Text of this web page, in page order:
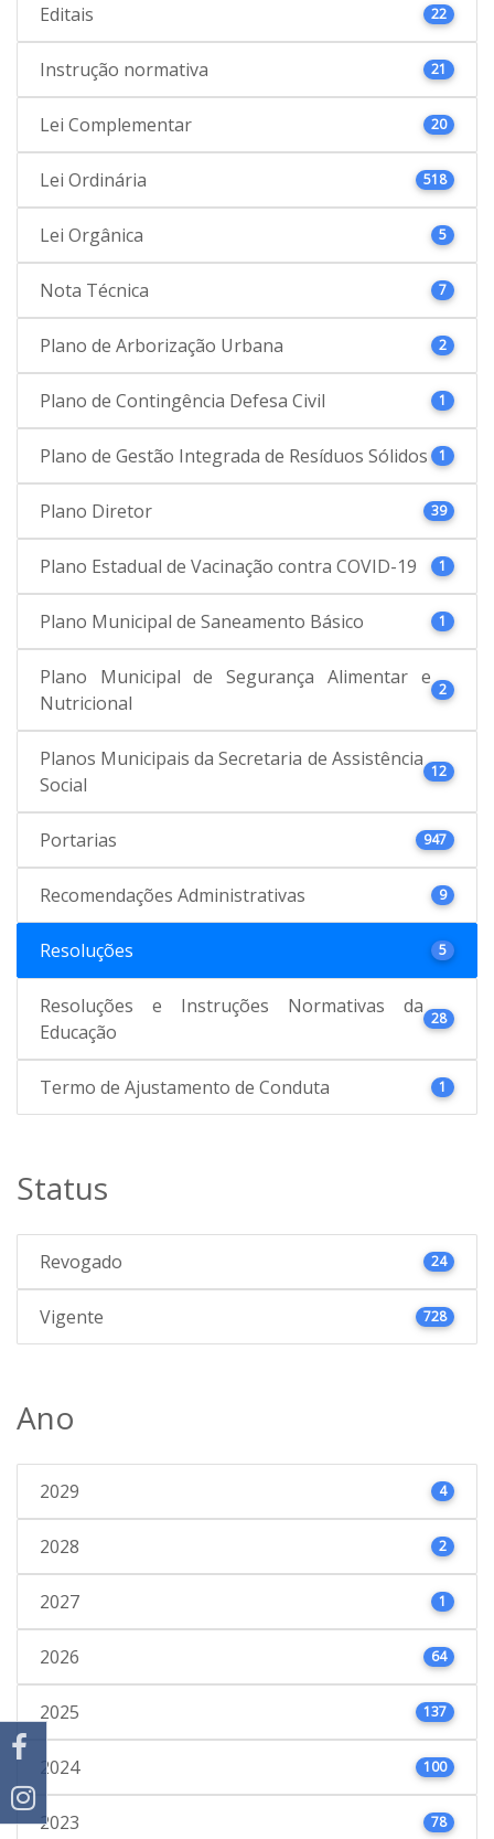
Editais 22
Instrução normativa 21
Lei Complementar 20
Lei Ordinária 518
Lei Orgânica 5
Nota Técnica 7
Plano de Arborização Urbana 2
Plano de Contingência Defesa Civil 1
Plano de Gestão Integrada de Resíduos Sólidos 1
Plano Diretor 39
Plano Estadual de Vacinação contra COVID-19 1
Plano Municipal de Saneamento Básico 1
Plano Municipal de Segurança Alimentar e
Nutricional
2
Planos Municipais da Secretaria de Assistência
Social
12
Portarias 947
Recomendações Administrativas 9
Resoluções 5
Resoluções e Instruções Normativas da
Educação
28
Termo de Ajustamento de Conduta 1
Status
Revogado 24
Vigente 728
Ano
2029 4
2028 2
2027 1
2026 64
2025 137
2024 100
2023 78